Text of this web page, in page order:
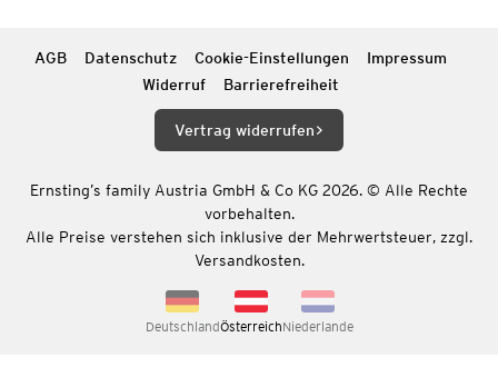
AGB Datenschutz Cookie-Einstellungen
Impressum
Widerruf
Barrierefreiheit
Vertrag widerrufen
Ernsting’s family Austria GmbH & Co KG 2026. © Alle Rechte
vorbehalten.
Alle Preise verstehen sich inklusive der Mehrwertsteuer, zzgl.
Versandkosten.
DeutschlandÖsterreichNiederlande